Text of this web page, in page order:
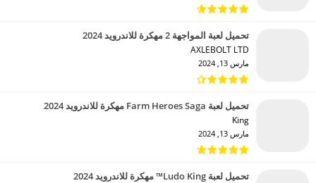
تحميل لعبة المواجهة 2 مهكرة للاندرويد 2024
AXLEBOLT LTD‏
مارس 13, 2024
تحميل لعبة Farm Heroes Saga مهكرة للاندرويد 2024
King‏
مارس 13, 2024
تحميل لعبة Ludo King™ مهكرة للاندرويد 2024